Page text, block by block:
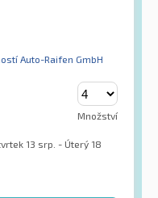
Auto-Raifen GmbH
Množství
13 srp. - Úterý 18